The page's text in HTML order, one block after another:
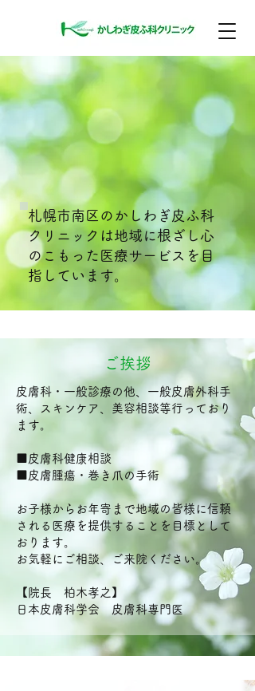
札幌市南区のかしわぎ皮ふ科
クリニックは地域に根ざし心
のこもった医療サービスを目
指しています。
ご挨拶
皮膚科・一般診療の他、一般皮膚外科手
術、スキンケア、美容相談等行っており
ます。
■皮膚科健康相談
■皮膚腫瘍・巻き爪の手術
お子様からお年寄まで地域の皆様に信頼
される医療を提供することを目標として
おります。
お気軽にご相談、ご来院ください。
【院長 柏木孝之】
日本皮膚科学会 皮膚科専門医